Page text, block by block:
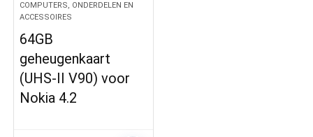
COMPUTERS, ONDERDELEN EN
ACCESSOIRES
64GB
geheugenkaart
(UHS-II V90) voor
Nokia 4.2